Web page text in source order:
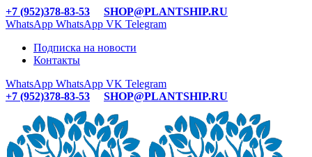
+7 (952)378-83-53
SHOP@PLANTSHIP.RU
WhatsApp WhatsApp VK Telegram
Подписка на новости
Контакты
WhatsApp WhatsApp VK Telegram
+7 (952)378-83-53
SHOP@PLANTSHIP.RU